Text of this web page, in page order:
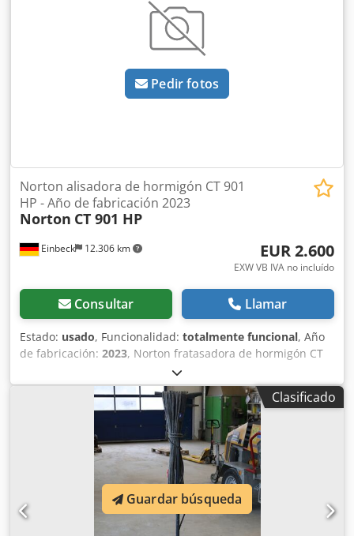
Pedir fotos
Einbeck 12.306 km
Norton alisadora de hormigón CT 901
HP - Año de fabricación 2023
Norton CT 901 HP
EUR 2.600
EXW VB IVA no incluído
Consultar Llamar
Estado: usado, Funcionalidad: totalmente funcional, Año
de fabricación: 2023, Norton fratasadora de hormigón CT
901 HP — Año de fabricación 2023 Usada, procedente de la
flota profesional de alquiler de Kurt König Baumaschinen
GmbH, Einbeck. Estado e información: - Estado: Usada,
proviene del alquiler, mantenida regularmente -
Funcionamiento: Totalmente operativa Crodpfjy A E N Nex
Agpof - Próximamente fotos del producto — si le interesa,
contáctenos para imágenes actuales - Inspección posible
en 37574 Einbeck previo acuerdo Precio: 3.250 EUR más
IVA | EXW Einbeck | Entrega bajo consulta
Clasificado
Guardar búsqueda